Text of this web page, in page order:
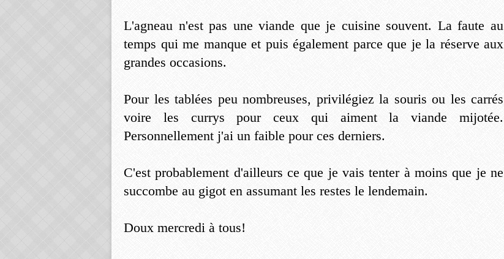
L'agneau n'est pas une viande que je cuisine souvent. La faute au
temps qui me manque et puis également parce que je la réserve aux
grandes occasions.
Pour les tablées peu nombreuses, privilégiez la souris ou les carrés
voire les currys pour ceux qui aiment la viande mijotée.
Personnellement j'ai un faible pour ces derniers.
C'est probablement d'ailleurs ce que je vais tenter à moins que je ne
succombe au gigot en assumant les restes le lendemain.
Doux mercredi à tous!